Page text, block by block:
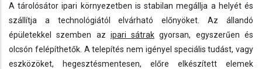
A tárolósátor ipari környezetben is stabilan megállja a helyét és
szállítja a technológiától elvárható előnyöket. Az állandó
épületekkel szemben az ipari sátrak gyorsan, egyszerűen és
olcsón felépíthetők. A telepítés nem igényel speciális tudást, vagy
eszközöket, hegesztésmentesen, előre elkészített elemek